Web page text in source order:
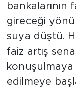
gireceği
suya düştü.
faiz artış
edilmeye